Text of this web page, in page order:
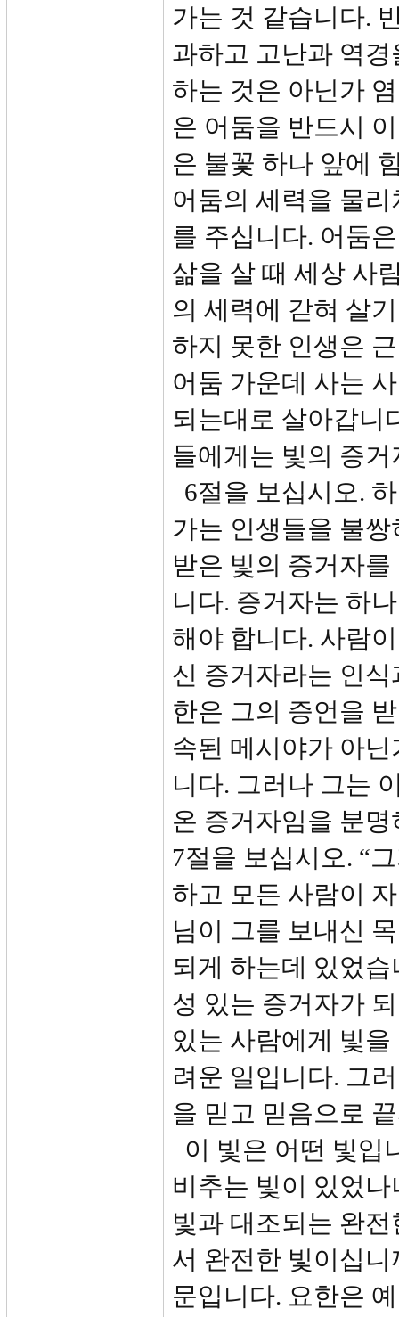
가는 것 같습니다.
과하고 고난과 역
하는 것은 아닌가
은 어둠을 반드시
은 불꽃 하나 앞에
어둠의 세력을 물
를 주십니다. 어둠
삶을 살 때 세상 사
의 세력에 갇혀 살
하지 못한 인생은
어둠 가운데 사는
되는대로 살아갑니
들에게는 빛의 증
6절을 보십시오.
가는 인생들을 불
받은 빛의 증거자
니다. 증거자는 하
해야 합니다. 사람
신 증거자라는 인
한은 그의 증언을
속된 메시야가 아
니다. 그러나 그는
온 증거자임을 분
7절을 보십시오. “
하고 모든 사람이
님이 그를 보내신
되게 하는데 있었
성 있는 증거자가
있는 사람에게 빛
려운 일입니다. 그
을 믿고 믿음으로
이 빛은 어떤 빛입
비추는 빛이 있었나
빛과 대조되는 완
서 완전한 빛이십
문입니다. 요한은